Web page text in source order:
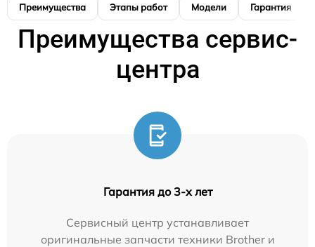
Преимущества Этапы работ Модели Гарантия
Преимущества сервис-
центра
Гарантия до 3-х лет
Сервисный центр устанавливает
оригинальные запчасти техники Brother и